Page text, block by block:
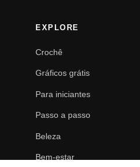
EXPLORE
Crochê
Gráficos grátis
Para iniciantes
Passo a passo
Beleza
Bem-estar